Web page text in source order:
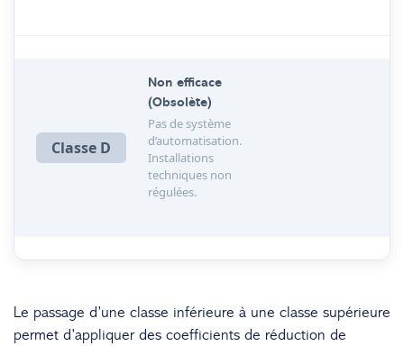
Classe D
Non efficace
(Obsolète)
Pas de système
d’automatisation.
Installations
techniques non
régulées.
Le passage d’une classe inférieure à une classe supérieure
permet d’appliquer des coefficients de réduction de